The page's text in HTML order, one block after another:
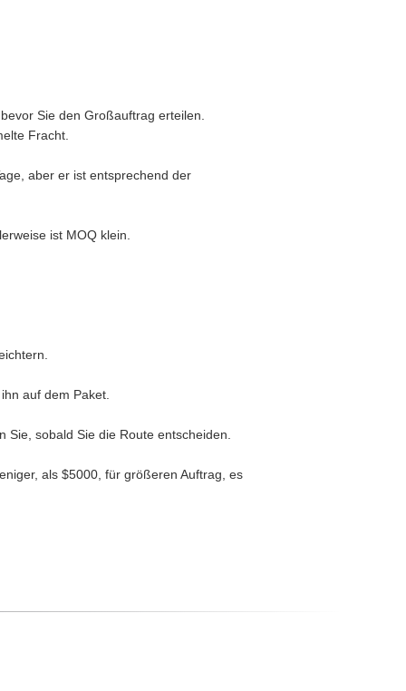
Sie den Großauftrag erteilen.
Fracht.
aber er ist entsprechend der
ist MOQ klein.
auf dem Paket.
sobald Sie die Route entscheiden.
als $5000, für größeren Auftrag, es